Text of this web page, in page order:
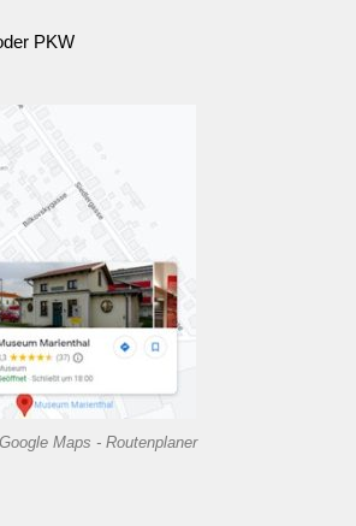
PKW
Maps - Routenplaner